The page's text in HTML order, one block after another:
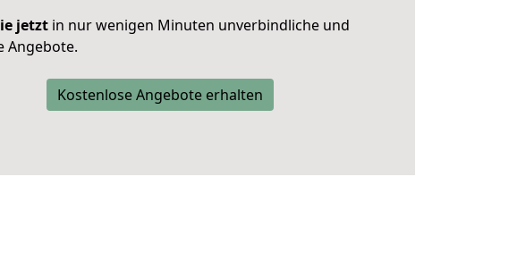
jetzt in nur wenigen Minuten unverbindliche und
Angebote.
Kostenlose Angebote erhalten